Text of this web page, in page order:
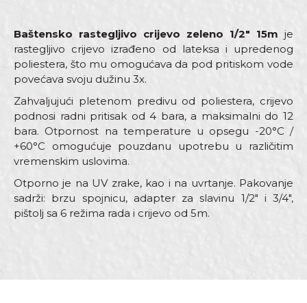
Baštensko rastegljivo crijevo zeleno 1/2" 15m je
rastegljivo crijevo izrađeno od lateksa i upredenog
poliestera, što mu omogućava da pod pritiskom vode
povećava svoju dužinu 3x.
Zahvaljujući pletenom predivu od poliestera, crijevo
podnosi radni pritisak od 4 bara, a maksimalni do 12
bara. Otpornost na temperature u opsegu -20°C /
+60°C omogućuje pouzdanu upotrebu u različitim
vremenskim uslovima.
Otporno je na UV zrake, kao i na uvrtanje. Pakovanje
sadrži: brzu spojnicu, adapter za slavinu 1/2" i 3/4",
pištolj sa 6 režima rada i crijevo od 5m.
Boja
Zelena